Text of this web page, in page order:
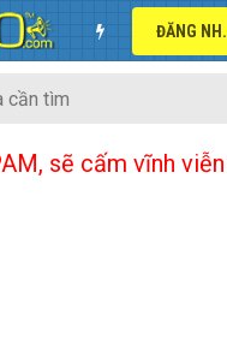
sẽ cấm vĩnh